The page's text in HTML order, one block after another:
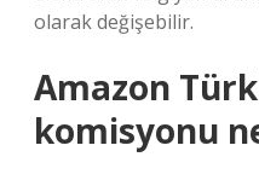
olarak değişebilir.
Amazon
komisyonu